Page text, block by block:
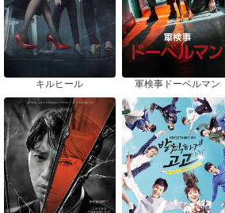
キルヒール 軍検事ドーベルマン